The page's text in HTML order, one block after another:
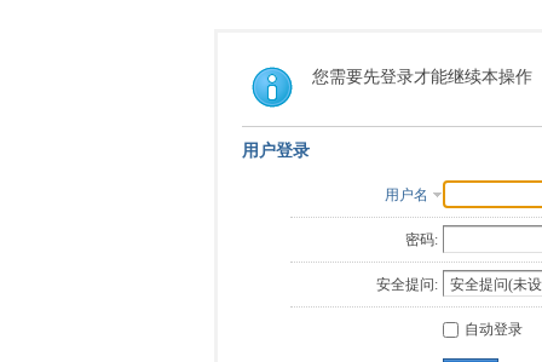
索
您需要先登录才能继续本操作
用户登录
用户名
密码:
安全提问:
自动登录